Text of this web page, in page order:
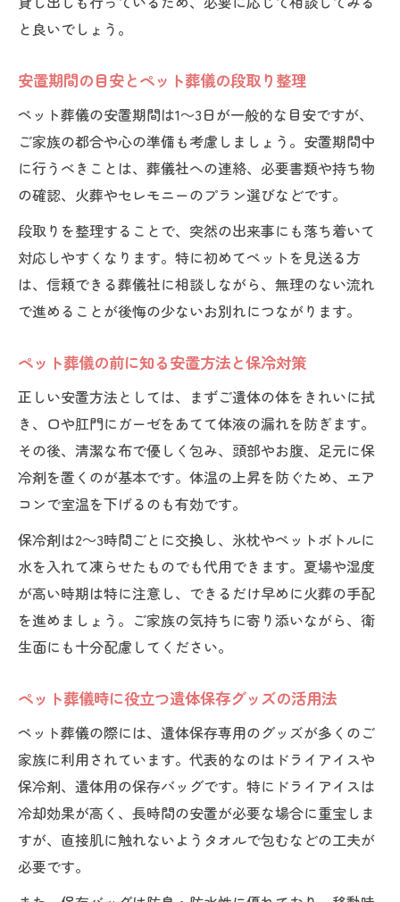
と良いでしょう。
安置期間の目安とペット葬儀の段取り整理
ペット葬儀の安置期間は1～3日が一般的な目安ですが、
ご家族の都合や心の準備も考慮しましょう。安置期間中
に行うべきことは、葬儀社への連絡、必要書類や持ち物
の確認、火葬やセレモニーのプラン選びなどです。
段取りを整理することで、突然の出来事にも落ち着いて
対応しやすくなります。特に初めてペットを見送る方
は、信頼できる葬儀社に相談しながら、無理のない流れ
で進めることが後悔の少ないお別れにつながります。
ペット葬儀の前に知る安置方法と保冷対策
正しい安置方法としては、まずご遺体の体をきれいに拭
き、口や肛門にガーゼをあてて体液の漏れを防ぎます。
その後、清潔な布で優しく包み、頭部やお腹、足元に保
冷剤を置くのが基本です。体温の上昇を防ぐため、エア
コンで室温を下げるのも有効です。
保冷剤は2～3時間ごとに交換し、氷枕やペットボトルに
水を入れて凍らせたものでも代用できます。夏場や湿度
が高い時期は特に注意し、できるだけ早めに火葬の手配
を進めましょう。ご家族の気持ちに寄り添いながら、衛
生面にも十分配慮してください。
ペット葬儀時に役立つ遺体保存グッズの活用法
ペット葬儀の際には、遺体保存専用のグッズが多くのご
家族に利用されています。代表的なのはドライアイスや
保冷剤、遺体用の保存バッグです。特にドライアイスは
冷却効果が高く、長時間の安置が必要な場合に重宝しま
すが、直接肌に触れないようタオルで包むなどの工夫が
必要です。